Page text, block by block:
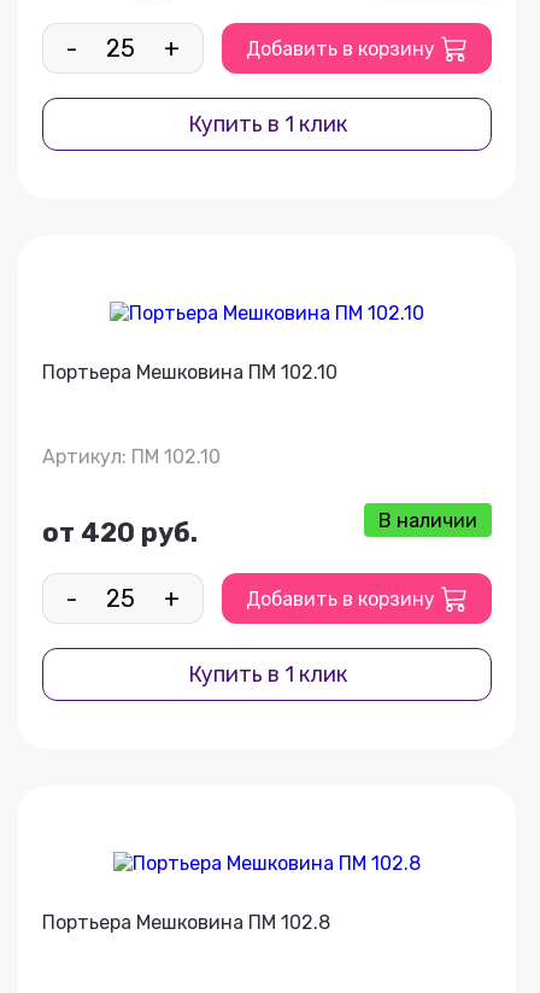
- + Добавить в корзину
Купить в 1 клик
Портьера Мешковина ПМ 102.10
Артикул: ПМ 102.10
от 420 руб. В наличии
- + Добавить в корзину
Купить в 1 клик
Портьера Мешковина ПМ 102.8